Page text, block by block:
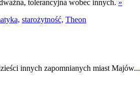
tolerancyjna wobec innych. »
starożytność, Theon
innych zapomnianych miast Majów...